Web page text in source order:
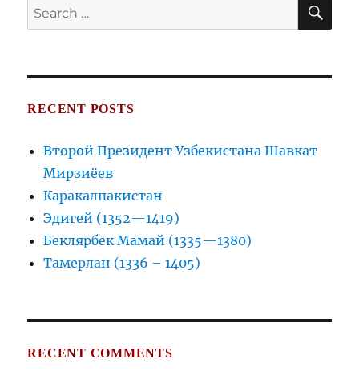
Search
for:
RECENT POSTS
Второй Президент Узбекистана Шавкат
Мирзиёев
Каракалпакистан
Эдигей (1352—1419)
Беклярбек Мамай (1335—1380)
Тамерлан (1336 – 1405)
RECENT COMMENTS